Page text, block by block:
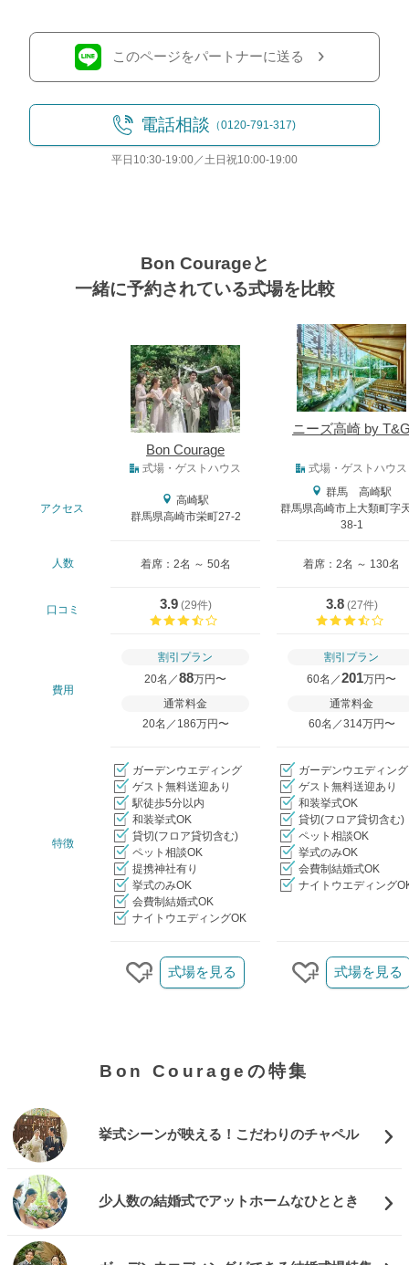
おトクな特典つきフェア
このページをパートナーに送る
電話相談 （0120-791-317)
平日10:30-19:00／土日祝10:00-19:00
Bon Courageと
一緒に予約されている式場を比較
Bon Courage
ニーズ高崎 by
式場・ゲストハウス 式場・ゲストハウス
アクセス
高崎駅
群馬県高崎市栄町27-2
群馬 高崎駅
群馬県高崎市上大類町字
38-1
人数 着席：2名 ～ 50名 着席：2名 ～ 130名
口コミ 3.9(29件)
3.8(27件)
費用
割引プラン
20名／88万円〜
通常料金
20名／186万円〜
割引プラン
60名／201万円〜
通常料金
60名／314万円〜
特徴
ガーデンウエディング
ゲスト無料送迎あり
駅徒歩5分以内
和装挙式OK
貸切(フロア貸切含む)
ペット相談OK
提携神社有り
挙式のみOK
会費制結婚式OK
ナイトウエディングOK
ガーデンウエディング
ゲスト無料送迎あり
和装挙式OK
貸切(フロア貸切含む)
ペット相談OK
挙式のみOK
会費制結婚式OK
ナイトウエディング
クリップする
式場を見る
クリップする
式場を見る
Bon Courageの特集
挙式シーンが映える！こだわりのチャペル
少人数の結婚式でアットホームなひととき